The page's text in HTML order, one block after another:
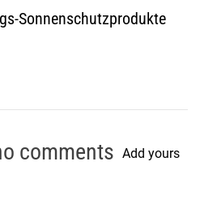
Sonnenschutzprodukte
comments Add yours